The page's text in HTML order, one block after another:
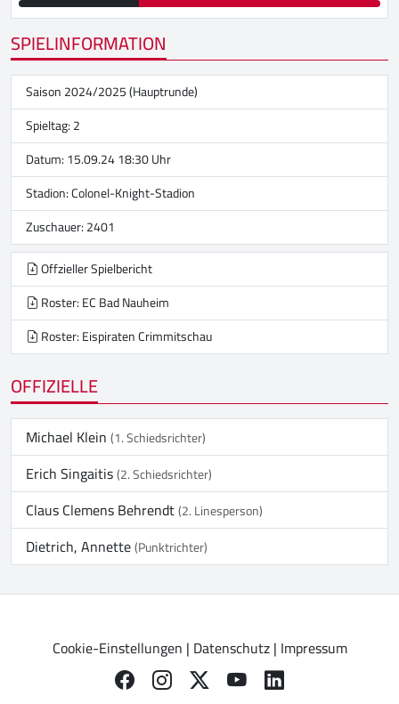
SPIELINFORMATION
Saison 2024/2025 (Hauptrunde)
Spieltag: 2
Datum: 15.09.24 18:30 Uhr
Stadion:Colonel-Knight-Stadion
Zuschauer: 2401
Offzieller Spielbericht
Roster: EC Bad Nauheim
Roster: Eispiraten Crimmitschau
OFFIZIELLE
Michael Klein(1. Schiedsrichter)
Erich Singaitis(2. Schiedsrichter)
Claus Clemens Behrendt(2. Linesperson)
Dietrich, Annette(Punktrichter)
Cookie-Einstellungen | Datenschutz| Impressum